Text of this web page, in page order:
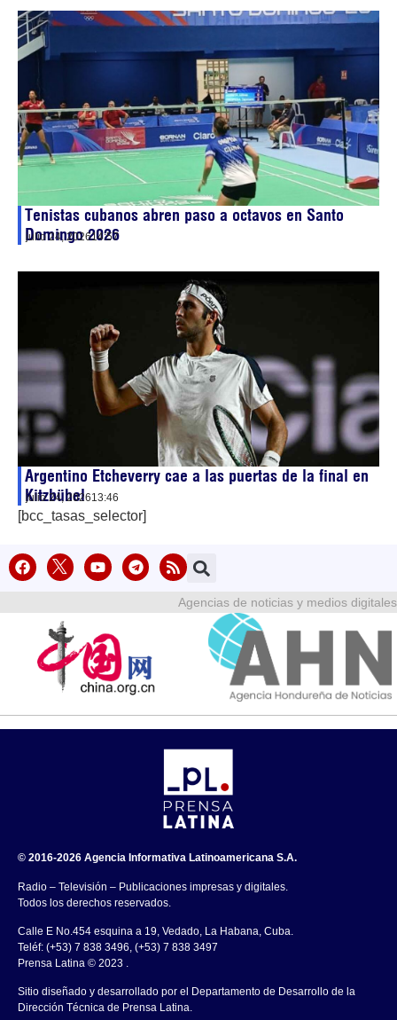
Tenistas cubanos abren paso a octavos en Santo
Domingo 2026
julio 24, 202614:57
Argentino Etcheverry cae a las puertas de la final en
Kitzbühel
julio 24, 202613:46
[bcc_tasas_selector]
Agencias de noticias y medios digitales
© 2016-2026 Agencia Informativa Latinoamericana S.A.
Radio – Televisión – Publicaciones impresas y digitales.
Todos los derechos reservados.
Calle E No.454 esquina a 19, Vedado, La Habana, Cuba.
Teléf: (+53) 7 838 3496, (+53) 7 838 3497
Prensa Latina © 2023 .
Sitio diseñado y desarrollado por el Departamento de Desarrollo de la
Dirección Técnica de Prensa Latina.